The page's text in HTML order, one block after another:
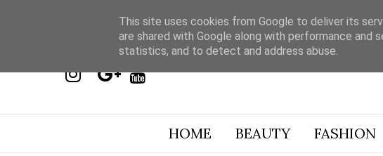
HOME BEAUTY FASHION
This site uses cookies from Google to deliver its
are shared with Google along with performance
statistics, and to detect and address abuse.